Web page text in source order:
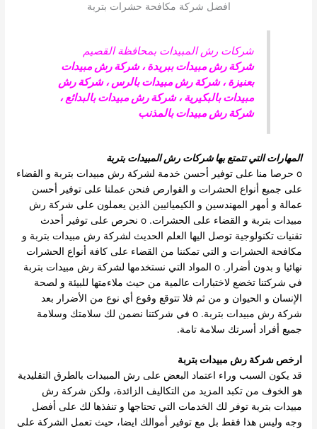
افضل شركة مكافحة حشرات بتربة
شركات رش المبيدات بمحافظة القصيم
شركة رش مبيدات ببريدة،شركة رش مبيدات
بعنيزة،شركة رش مبيدات بالرس،شركة رش
مبيدات بالبكيرية،شركة رش مبيدات بالبدائع،
شركة رش مبيدات بالمذنب
المهارات التي تتمتع بها شركات رش المبيدات بتربة
o حرصا منا على توفير أحسن خدمة لشركة رش مبيدات بتربة و القضاء
على جميع أنواع الحشرات و القوارص فنحن عملنا على توفير أحسن
عمالة و أمهر المهندسين و الكيميائيين الذين يعملون على شركة رش
مبيدات بتربة و القضاء على الحشرات. o نحرص على توفير أحدث
تقنيات تكنولوجية توصل اليها العلم الحديث لشركة رش مبيدات بتربة و
مكافحة الحشرات و التي تمكننا من القضاء على كافة أنواع الحشرات
نهائيا و بدون أضرار. o المواد التي نستخدمها لشركة رش مبيدات بتربة
في شركتنا تخضع لاختبارات عالمية من حيث ملاءمتها للبيئة و لصحة
الإنسان و الحيوان و من ثم فلا تتوقع وقوع أي نوع من الأضرار بعد
شركة رش مبيدات بتربة. o في شركتنا نضمن لك سلامتك وسلامة
جميع أفراد أسرتك سلامة تامة.
ارخصشركة رش مبيدات بتربة
قد يكون السبب وراء اعتماد البعض على رش المبيدات بالطرق التقليدية
هو الخوف من تكبد المزيد من التكاليف الزائدة، ولكن شركة رش
مبيدات بتربة توفر لك الخدمات التي تحتاجها و تنفذها لك على أفضل
وجه وليس هذا فقط بل مع توفير أموالك ايضا، حيث تعمل الشركة على